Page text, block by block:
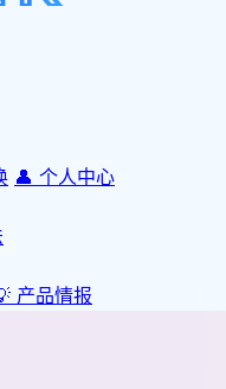
👤 个人中心
产品情报